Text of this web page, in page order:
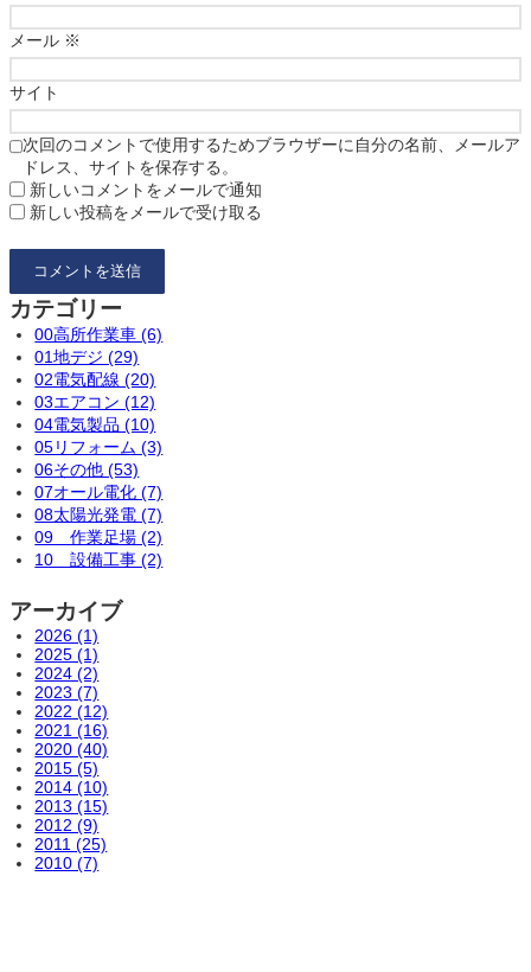
メール ※
サイト
次回のコメントで使用するためブラウザーに自分の名前、メールア
ドレス、サイトを保存する。
新しいコメントをメールで通知
新しい投稿をメールで受け取る
カテゴリー
00高所作業車 (6)
01地デジ (29)
02電気配線 (20)
03エアコン (12)
04電気製品 (10)
05リフォーム (3)
06その他 (53)
07オール電化 (7)
08太陽光発電 (7)
09 作業足場 (2)
10 設備工事 (2)
アーカイブ
2026 (1)
2025 (1)
2024 (2)
2023 (7)
2022 (12)
2021 (16)
2020 (40)
2015 (5)
2014 (10)
2013 (15)
2012 (9)
2011 (25)
2010 (7)